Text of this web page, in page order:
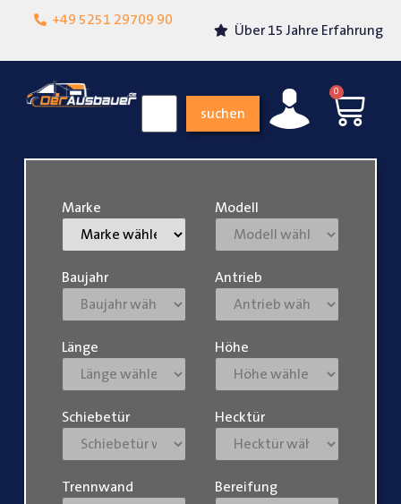
+49 5251 29709 90
Lokalgeschäft in
Über 15 Jahre Erfahrung
suchen
0
Marke Modell
Baujahr Antrieb
Länge Höhe
Schiebetür Hecktür
Trennwand Bereifung